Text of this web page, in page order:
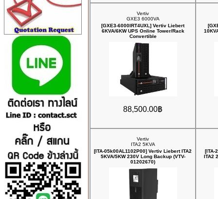
Vertiv
GXE3 6000VA
[GXE3-6000IRT4UXL] Vertiv Liebert
6KVA/6KW UPS Online Tower/Rack
Convertible
88,500.00฿
Vertiv
ITA2 5KVA
[ITA-05k00AL1102P00] Vertiv Liebert ITA2
5KVA/5KW 230V Long Backup (VTV-
01202670)
[ITA-
ITA2